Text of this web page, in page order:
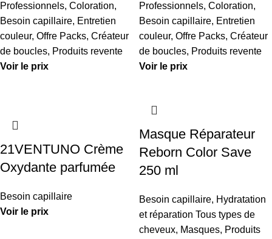
Professionnels, Coloration,
Besoin capillaire, Entretien
couleur, Offre Packs, Créateur
de boucles, Produits revente
Voir le prix
Professionnels, Coloration,
Besoin capillaire, Entretien
couleur, Offre Packs, Créateur
de boucles, Produits revente
Voir le prix
21VENTUNO Crème
Oxydante parfumée
Besoin capillaire
Voir le prix
Masque Réparateur
Reborn Color Save
250 ml
Besoin capillaire, Hydratation
et réparation Tous types de
cheveux, Masques, Produits